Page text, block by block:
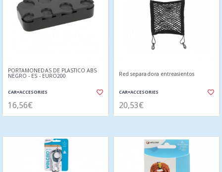
PORTAMONEDAS DE PLASTICO ABS
NEGRO - ES - EURO200
CAR+ACCESORIES
16,56€
Red separadora entreasientos
CAR+ACCESORIES
20,53€